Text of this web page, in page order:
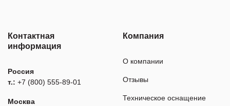
Контактная
информация
Россия
т.: +7 (800) 555-89-01
Москва
Компания
О компании
Отзывы
Техническое оснащение